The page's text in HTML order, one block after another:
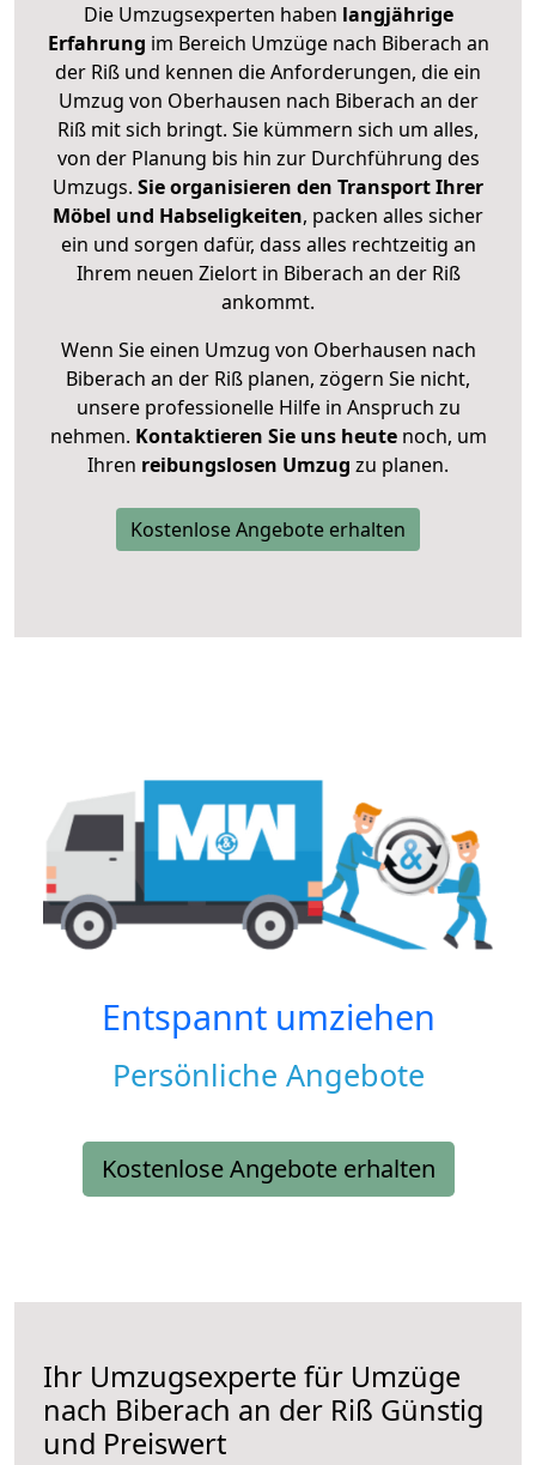
Die Umzugsexperten haben langjährige
Erfahrung im Bereich Umzüge nach Biberach an
der Riß und kennen die Anforderungen, die ein
Umzug von Oberhausen nach Biberach an der
Riß mit sich bringt. Sie kümmern sich um alles,
von der Planung bis hin zur Durchführung des
Umzugs. Sie organisieren den Transport Ihrer
Möbel und Habseligkeiten, packen alles sicher
ein und sorgen dafür, dass alles rechtzeitig an
Ihrem neuen Zielort in Biberach an der Riß
ankommt.
Wenn Sie einen Umzug von Oberhausen nach
Biberach an der Riß planen, zögern Sie nicht,
unsere professionelle Hilfe in Anspruch zu
nehmen. Kontaktieren Sie uns heutenoch, um
Ihren reibungslosen Umzug zu planen.
Kostenlose Angebote erhalten
Entspannt umziehen
Persönliche Angebote
Kostenlose Angebote erhalten
Ihr Umzugsexperte für Umzüge
nach Biberach an der Riß Günstig
und Preiswert